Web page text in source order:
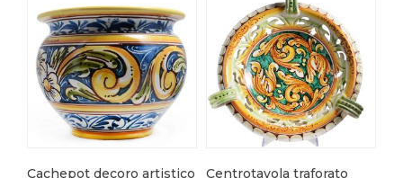
Cachepot decoro artistico
Centrotavola traforato